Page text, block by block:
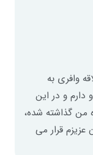
وافری به
و در این
من گذاشته شده،
عزیزم قرار می